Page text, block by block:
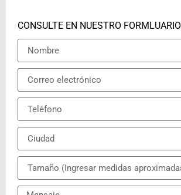
CONSULTE EN NUESTRO FORMLUARIO